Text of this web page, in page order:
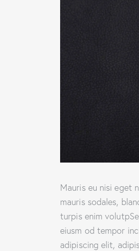
Mauris eu nisi eget
mauris sodales,
turpis enim
eiusm od tempor
adipiscing elit,